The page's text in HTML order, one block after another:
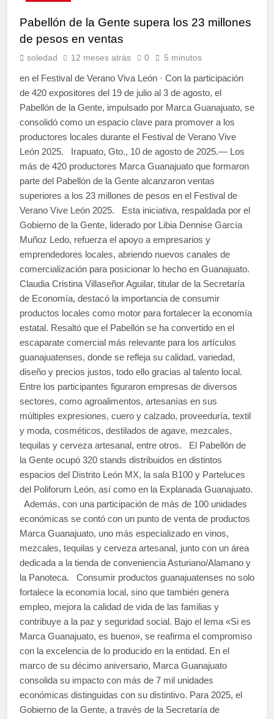
Pabellón de la Gente supera los 23 millones
de pesos en ventas
soledad 12 meses atrás 0 5 minutos
en el Festival de Verano Viva León · Con la participación
de 420 expositores del 19 de julio al 3 de agosto, el
Pabellón de la Gente, impulsado por Marca Guanajuato, se
consolidó como un espacio clave para promover a los
productores locales durante el Festival de Verano Vive
León 2025. Irapuato, Gto., 10 de agosto de 2025.— Los
más de 420 productores Marca Guanajuato que formaron
parte del Pabellón de la Gente alcanzaron ventas
superiores a los 23 millones de pesos en el Festival de
Verano Vive León 2025. Esta iniciativa, respaldada por el
Gobierno de la Gente, liderado por Libia Dennise García
Muñoz Ledo, refuerza el apoyo a empresarios y
emprendedores locales, abriendo nuevos canales de
comercialización para posicionar lo hecho en Guanajuato.
Claudia Cristina Villaseñor Aguilar, titular de la Secretaría
de Economía, destacó la importancia de consumir
productos locales como motor para fortalecer la economía
estatal. Resaltó que el Pabellón se ha convertido en el
escaparate comercial más relevante para los artículos
guanajuatenses, donde se refleja su calidad, variedad,
diseño y precios justos, todo ello gracias al talento local.
Entre los participantes figuraron empresas de diversos
sectores, como agroalimentos, artesanías en sus
múltiples expresiones, cuero y calzado, proveeduría, textil
y moda, cosméticos, destilados de agave, mezcales,
tequilas y cerveza artesanal, entre otros. El Pabellón de
la Gente ocupó 320 stands distribuidos en distintos
espacios del Distrito León MX, la sala B100 y Parteluces
del Poliforum León, así como en la Explanada Guanajuato.
Además, con una participación de más de 100 unidades
económicas se contó con un punto de venta de productos
Marca Guanajuato, uno más especializado en vinos,
mezcales, tequilas y cerveza artesanal, junto con un área
dedicada a la tienda de conveniencia Asturiano/Alamano y
la Panoteca. Consumir productos guanajuatenses no solo
fortalece la economía local, sino que también genera
empleo, mejora la calidad de vida de las familias y
contribuye a la paz y seguridad social. Bajo el lema «Si es
Marca Guanajuato, es bueno», se reafirma el compromiso
con la excelencia de lo producido en la entidad. En el
marco de su décimo aniversario, Marca Guanajuato
consolida su impacto con más de 7 mil unidades
económicas distinguidas con su distintivo. Para 2025, el
Gobierno de la Gente, a través de la Secretaría de